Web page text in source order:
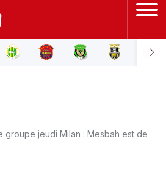
groupe jeudi Milan : Mesbah est de